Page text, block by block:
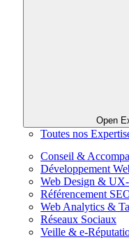
Open
Toutes nos
Conseil &
Développement
Web Design &
Référencement
Web Analytics &
Réseaux Sociaux
Veille & e-